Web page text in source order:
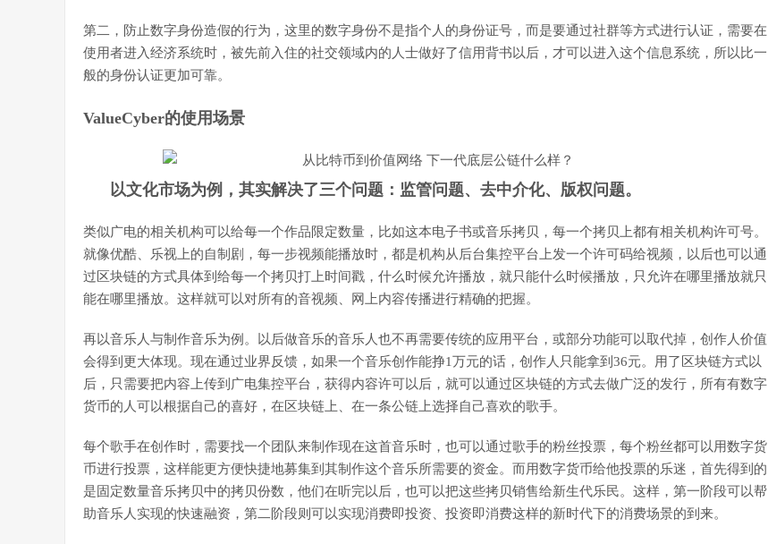
第二，防止数字身份造假的行为，这里的数字身份不是指个人的身份证号，而是要通过社群等方式进行认证，需要在
使用者进入经济系统时，被先前入住的社交领域内的人士做好了信用背书以后，才可以进入这个信息系统，所以比一
般的身份认证更加可靠。
ValueCyber的使用场景
以文化市场为例，其实解决了三个问题：监管问题、去中介化、版权问题。
类似广电的相关机构可以给每一个作品限定数量，比如这本电子书或音乐拷贝，每一个拷贝上都有相关机构许可号。
就像优酷、乐视上的自制剧，每一步视频能播放时，都是机构从后台集控平台上发一个许可码给视频，以后也可以通
过区块链的方式具体到给每一个拷贝打上时间戳，什么时候允许播放，就只能什么时候播放，只允许在哪里播放就只
能在哪里播放。这样就可以对所有的音视频、网上内容传播进行精确的把握。
再以音乐人与制作音乐为例。以后做音乐的音乐人也不再需要传统的应用平台，或部分功能可以取代掉，创作人价值
会得到更大体现。现在通过业界反馈，如果一个音乐创作能挣1万元的话，创作人只能拿到36元。用了区块链方式以
后，只需要把内容上传到广电集控平台，获得内容许可以后，就可以通过区块链的方式去做广泛的发行，所有有数字
货币的人可以根据自己的喜好，在区块链上、在一条公链上选择自己喜欢的歌手。
每个歌手在创作时，需要找一个团队来制作现在这首音乐时，也可以通过歌手的粉丝投票，每个粉丝都可以用数字货
币进行投票，这样能更方便快捷地募集到其制作这个音乐所需要的资金。而用数字货币给他投票的乐迷，首先得到的
是固定数量音乐拷贝中的拷贝份数，他们在听完以后，也可以把这些拷贝销售给新生代乐民。这样，第一阶段可以帮
助音乐人实现的快速融资，第二阶段则可以实现消费即投资、投资即消费这样的新时代下的消费场景的到来。